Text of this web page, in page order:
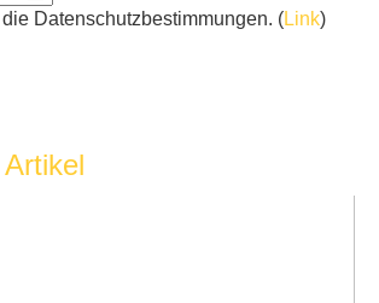
die Datenschutzbestimmungen. (Link)